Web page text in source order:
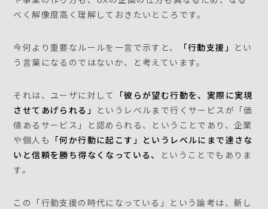
べく解像度高く理解しておきたいところです。
今何より重要なルールを一言で示すと、 「行動支援」
とい
う言葉になるのではないか、と考えています。
それは、ユーザに対して
「彼らが望む行動を、実際に実現
させてあげられる」
というレベルまで行くサービスが「価
値あるサービス」と認められる、ということであり、企業
や個人も 「何か行動に起こす」というレベルにまで達さな
いと信頼を勝ち得なくなっている、
ということでもありま
す。
この「行動支援の時代になっている」という論考は、新し